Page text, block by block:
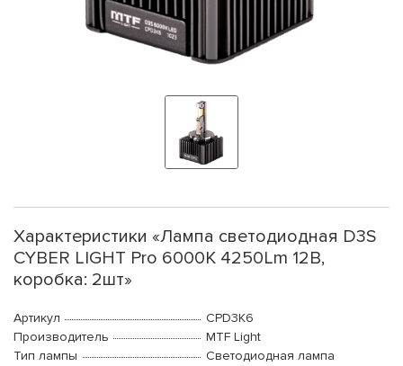
Характеристики «Лампа светодиодная D3S
CYBER LIGHT Pro 6000K 4250Lm 12В,
коробка: 2шт»
Артикул
CPD3K6
Производитель
MTF Light
Тип лампы
Светодиодная лампа